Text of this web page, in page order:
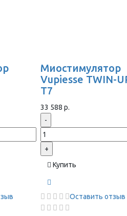
Миостимулятор
Vupiesse TWIN-
T7
33 588 р.
-
+
Купить
Оставить отзыв